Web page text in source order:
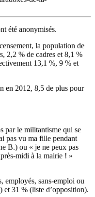
été anonymisés.
la population de
2,2 % de cadres et 8,1 %
13,1 %, 9 % et
en 2012, 8,5 de plus pour
par le militantisme qui se
pas vu ma fille pendant
B.) ou « je ne peux pas
midi à la mairie ! »
employés, sans-emploi ou
et 31 % (liste d’opposition).